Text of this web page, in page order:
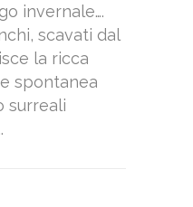
invernale….
scavati dal
la ricca
spontanea
surreali